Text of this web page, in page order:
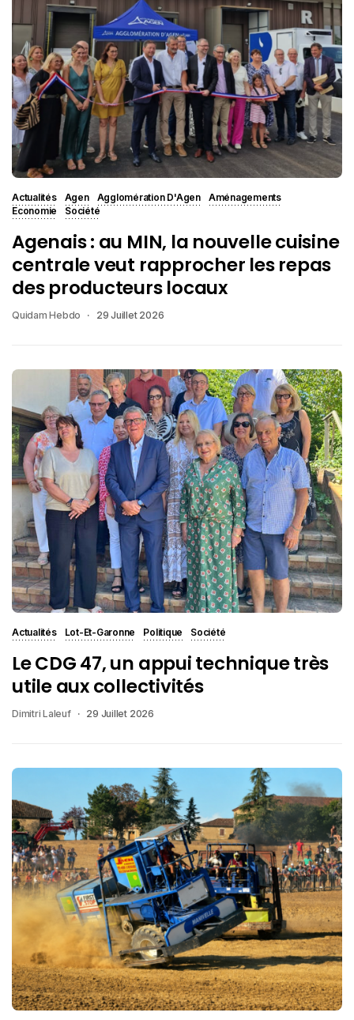
Actualités Agen Agglomération D'Agen
Aménagements
Economie
Société
Agenais : au MIN, la nouvelle cuisine
centrale veut rapprocher les repas
des producteurs locaux
Quidam Hebdo 29 Juillet 2026
Actualités Lot-Et-Garonne Politique Société
Le CDG 47, un appui technique très
utile aux collectivités
Dimitri Laleuf 29 Juillet 2026